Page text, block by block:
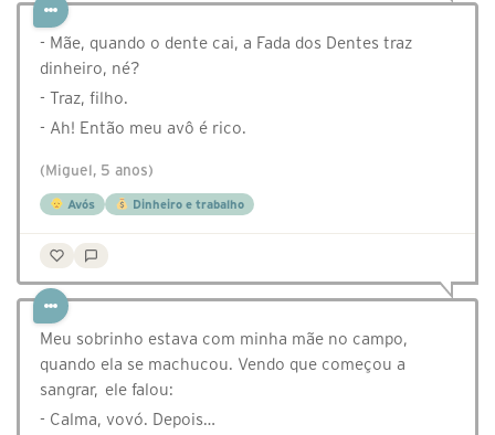
- Mãe, quando o dente cai, a Fada dos Dentes traz
dinheiro, né?
- Traz, filho.
- Ah! Então meu avô é rico.
(Miguel, 5 anos)
Avós Dinheiro e trabalho
Meu sobrinho estava com minha mãe no campo,
quando ela se machucou. Vendo que começou a
sangrar, ele falou:
- Calma, vovó. Depois…